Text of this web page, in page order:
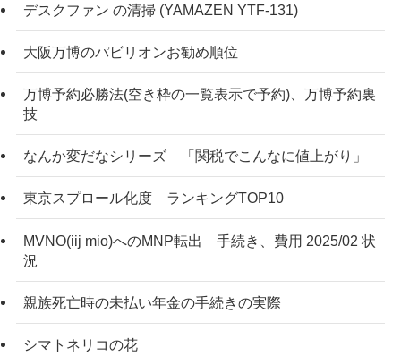
デスクファン の清掃 (YAMAZEN YTF-131)
大阪万博のパビリオンお勧め順位
万博予約必勝法(空き枠の一覧表示で予約)、万博予約裏
技
なんか変だなシリーズ 「関税でこんなに値上がり」
東京スプロール化度 ランキングTOP10
MVNO(iij mio)へのMNP転出 手続き、費用 2025/02 状
況
親族死亡時の未払い年金の手続きの実際
シマトネリコの花